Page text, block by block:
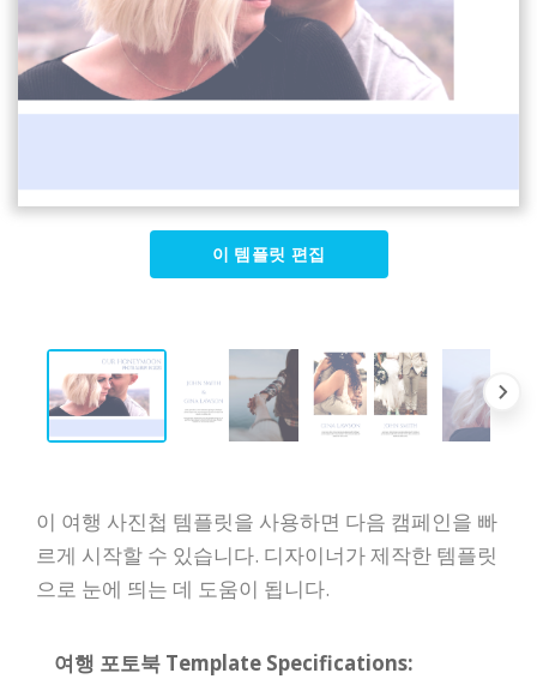
이 템플릿 편집
이 여행 사진첩 템플릿을 사용하면 다음 캠페인을 빠
르게 시작할 수 있습니다. 디자이너가 제작한 템플릿
으로 눈에 띄는 데 도움이 됩니다.
여행 포토북 Template Specifications: